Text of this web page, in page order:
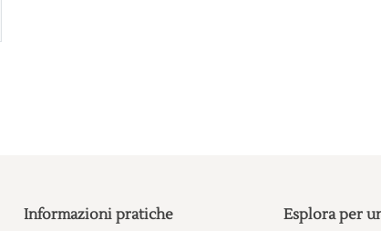
Informazioni pratiche Esplora per